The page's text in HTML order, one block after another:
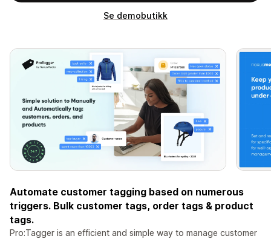
Se demobutikk
Automate customer tagging based on numerous
triggers. Bulk customer tags, order tags & product
tags.
Pro:Tagger is an efficient and simple way to manage customer